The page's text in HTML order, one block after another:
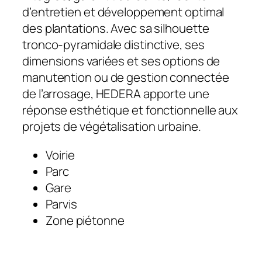
d’entretien et développement optimal
des plantations. Avec sa silhouette
tronco-pyramidale distinctive, ses
dimensions variées et ses options de
manutention ou de gestion connectée
de l’arrosage, HEDERA apporte une
réponse esthétique et fonctionnelle aux
projets de végétalisation urbaine.
Voirie
Parc
Gare
Parvis
Zone piétonne